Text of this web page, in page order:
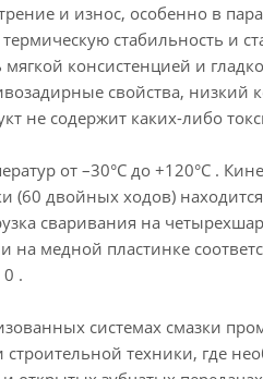
и износ, особенно в
стабильность и
консистенцией и
свойства,
не содержит каких-либо
от –30°C до +120°C .
(60 двойных ходов)
сваривания на
медной пластинке
.
системах смазки
техники, где